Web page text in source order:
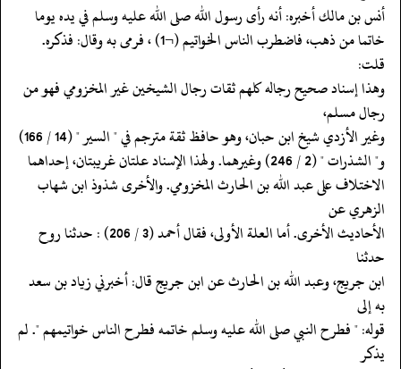
‏‏‏‏أنس بن مالك أخبره: أنه رأى رسول الله صلى الله عليه وسلم في يده يوما
‏‏‏‏خاتما من ذهب، فاضطرب الناس الخواتيم (¬1) ، فرمى به وقال: فذكره.
قلت:
‏‏‏‏وهذا إسناد صحيح رجاله كلهم ثقات رجال الشيخين غير المخزومي فهو من
رجال مسلم،
‏‏‏‏وغير الأزدي شيخ ابن حبان، وهو حافظ ثقة مترجم في " السير " (14 / 166)
‏‏‏‏و" الشذرات " (2 / 246) وغيرهما. ولهذا الإسناد علتان غريبتان، إحداهما
‏‏‏‏الاختلاف على عبد الله بن الحارث المخزومي. والأخرى شذوذ ابن شهاب
الزهري عن
‏‏‏‏الأحاديث الأخرى. أما العلة الأولى، فقال أحمد (3 / 206) : حدثنا روح
حدثنا
‏‏‏‏ابن جريج، وعبد الله بن الحارث عن ابن جريج قال: أخبرني زياد بن سعد
به إلى
‏‏‏‏قوله: " فطرح النبي صلى الله عليه وسلم خاتمه فطرح الناس خواتيمهم ". لم
يذكر